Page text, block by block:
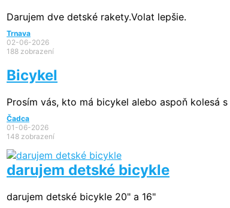
Darujem dve detské rakety.Volat lepšie.
Trnava
02-06-2026
188 zobrazení
Bicykel
Prosím vás, kto má bicykel alebo aspoň kolesá
Čadca
01-06-2026
148 zobrazení
darujem detské bicykle
darujem detské bicykle 20" a 16"